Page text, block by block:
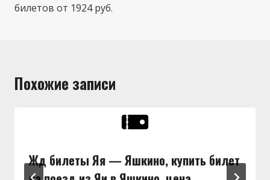
билетов от 1924 руб.
Похожие записи
Жд билеты Яя — Яшкино, купить билет